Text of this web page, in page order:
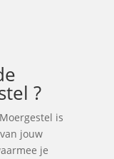
?
is
jouw
je